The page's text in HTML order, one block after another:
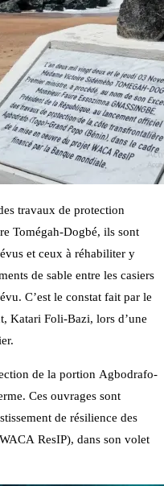
travaux de protection
Tomégah-Dogbé, ils sont
et ceux à réhabiliter y
de sable entre les casiers
C’est le constat fait par le
Katari Foli-Bazi, lors d’une
de la portion Agbodrafo-
Ces ouvrages sont
de résilience des
ResIP), dans son volet